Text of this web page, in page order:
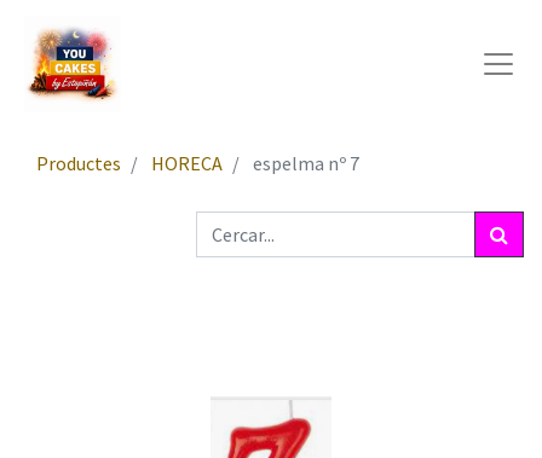
Productes HORECA espelma nº 7